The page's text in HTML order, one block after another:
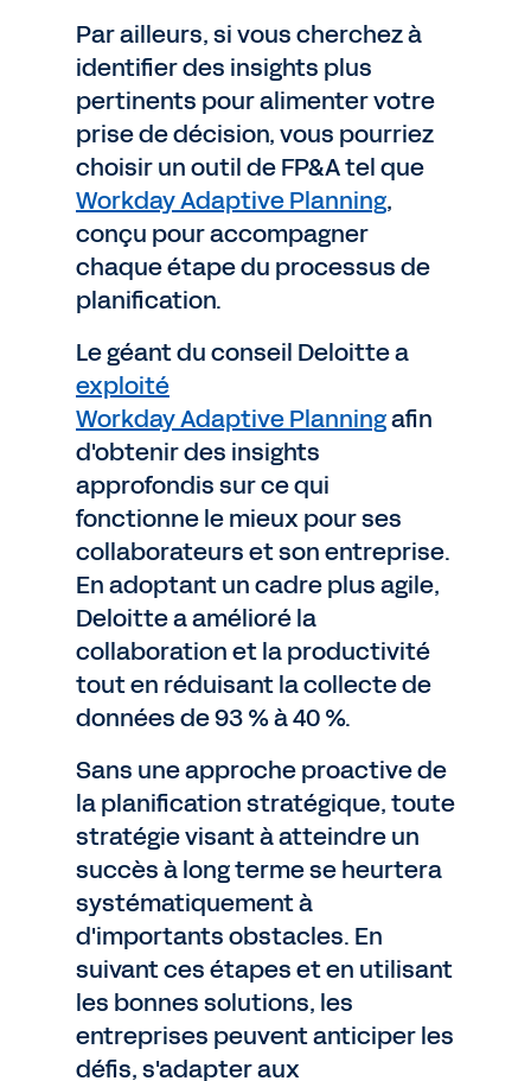
Par ailleurs, si vous cherchez à
identifier des insights plus
pertinents pour alimenter votre
prise de décision, vous pourriez
choisir un outil de FP&A tel que
Workday Adaptive Planning,
conçu pour accompagner
chaque étape du processus de
planification.
Le géant du conseil Deloitte a
exploité
Workday Adaptive Planningafin
d'obtenir des insights
approfondis sur ce qui
fonctionne le mieux pour ses
collaborateurs et son entreprise.
En adoptant un cadre plus agile,
Deloitte a amélioré la
collaboration et la productivité
tout en réduisant la collecte de
données de 93 % à 40 %.
Sans une approche proactive de
la planification stratégique, toute
stratégie visant à atteindre un
succès à long terme se heurtera
systématiquement à
d'importants obstacles. En
suivant ces étapes et en utilisant
les bonnes solutions, les
entreprises peuvent anticiper les
défis, s'adapter aux